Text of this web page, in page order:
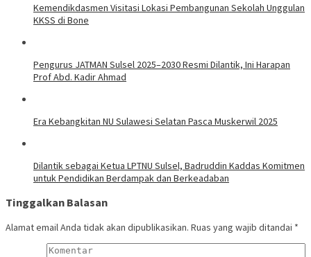
Kemendikdasmen Visitasi Lokasi Pembangunan Sekolah Unggulan
KKSS di Bone
Pengurus JATMAN Sulsel 2025–2030 Resmi Dilantik, Ini Harapan
Prof Abd. Kadir Ahmad
Era Kebangkitan NU Sulawesi Selatan Pasca Muskerwil 2025
Dilantik sebagai Ketua LPTNU Sulsel, Badruddin Kaddas Komitmen
untuk Pendidikan Berdampak dan Berkeadaban
Tinggalkan Balasan
Alamat email Anda tidak akan dipublikasikan. Ruas yang wajib ditandai *